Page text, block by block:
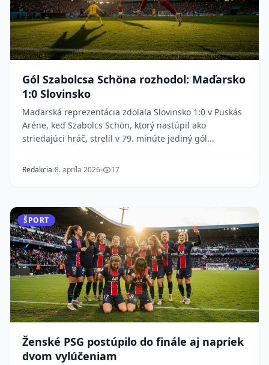
Gól Szabolcsa Schöna rozhodol: Maďarsko
1:0 Slovinsko
Maďarská reprezentácia zdolala Slovinsko 1:0 v Puskás
Aréne, keď Szabolcs Schön, ktorý nastúpil ako
striedajúci hráč, strelil v 79. minúte jediný gól...
Redakcia 8. apríla 2026 17
ŠPORT
Ženské PSG postúpilo do finále aj napriek
dvom vylúčeniam